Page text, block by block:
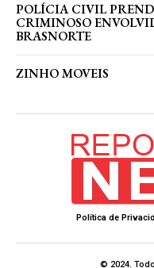
POLÍCIA CIVIL
CRIMINOSO
BRASNORTE
ZINHO MOVEIS
Política de
© 2024.